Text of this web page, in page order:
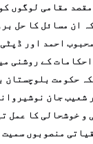
مقامی لوگوں
ان مسائل کا حل
احمد اور
کے روشنی
حکومت بلوچستان
شعیب جان
و خوشحالی کا عمل
منصوبوں